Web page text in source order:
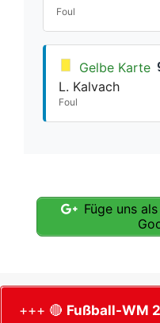
Foul
Gelbe Karte
L. Kalvach
Foul
Füge uns
+++ 🔴 Fußball-WM